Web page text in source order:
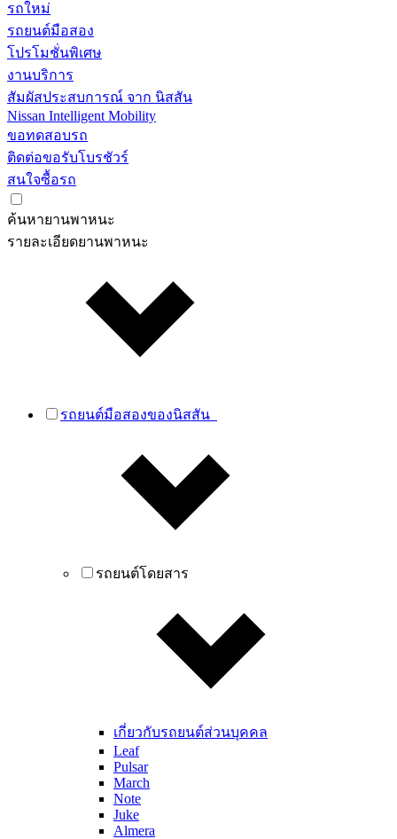
รถใหม่
รถยนต์มือสอง
โปรโมชั่นพิเศษ
งานบริการ
สัมผัสประสบการณ์ จาก นิสสัน
Nissan Intelligent Mobility
ขอทดสอบรถ
ติดต่อขอรับโบรชัวร์
สนใจซื้อรถ
ค้นหายานพาหนะ
รายละเอียดยานพาหนะ
รถยนต์มือสองของนิสสัน
รถยนต์โดยสาร
เกี่ยวกับรถยนต์ส่วนบุคคล
Leaf
Pulsar
March
Note
Juke
Almera